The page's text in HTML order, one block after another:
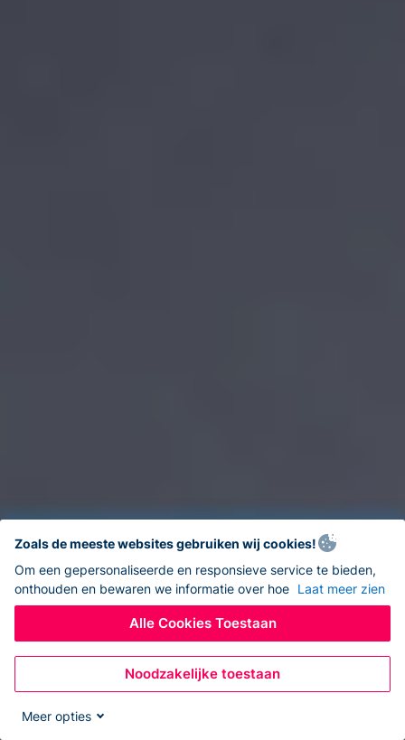
Zoals de meeste websites gebruiken wij cookies!
Om een gepersonaliseerde en responsieve service te bieden,
onthouden en bewaren we informatie over hoe Laat meer zien
Alle Cookies Toestaan
Noodzakelijke toestaan
Meer opties